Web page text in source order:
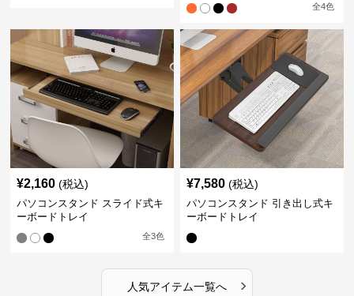
全4色
¥2,160 (税込)
パソコンスタンド スライド式キ
ーボードトレイ
全3色
¥7,580 (税込)
パソコンスタンド 引き出し式キ
ーボードトレイ
人気アイテム一覧へ ›